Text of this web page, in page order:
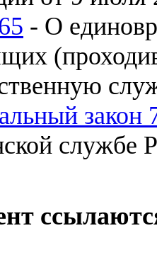
- О
закон
службе